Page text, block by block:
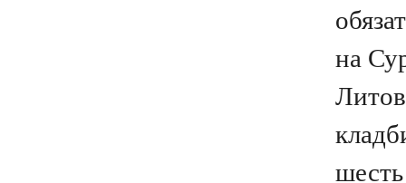
на
шесть